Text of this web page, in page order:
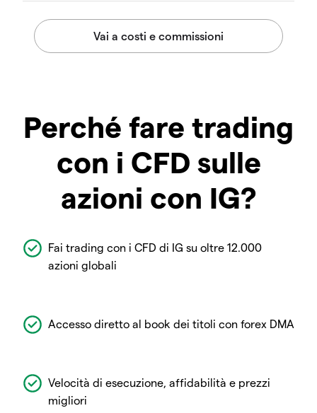
Perché fare trading
con i CFD sulle
azioni con IG?
Fai trading con i CFD di IG su oltre 12.000
azioni globali
Accesso diretto al book dei titoli con forex DMA
Velocità di esecuzione, affidabilità e prezzi
migliori